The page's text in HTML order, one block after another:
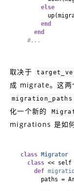
else
end
end
#...
取决于
成 migrate。这两
migration_paths
化一个新的
migrations 是如何
class
Migrator
class << self
def